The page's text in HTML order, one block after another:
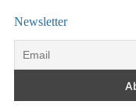
Newsletter